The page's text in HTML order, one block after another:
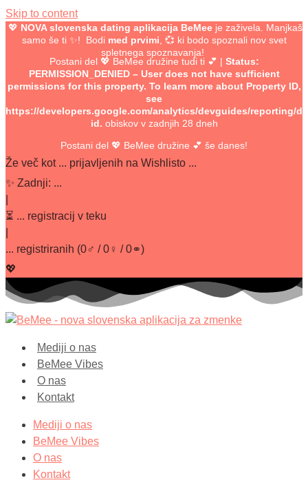
Skip to content
💖 NOVA slovenska dating aplikacija BeMee je zaživela. Manjkaš
samo še ti ✨! Bodi med prvimi , 💞 ki bodo spoznali nov svet
spletnega spoznavanja!
Postani del 💖 BeMee družine tudi ti 💕 | Status:
PERMISSION_DENIED – User does not have sufficient
permissions for this property. To learn more about Property ID,
see
https://developers.google.com/analytics/devguides/reporting/
id. obiskov v zadnjih 28 dneh
Postani del 💖 BeMee družine 💕 še danes!
Že več kot ... prijavljenih na Wishlisto ...
✨ Zadnji: ...
⏳ ... registracij v teku
... registriranih (0♂ /0♀ /0⚭)
💖
Mediji o nas
BeMee Vibes
O nas
Kontakt
Mediji o nas
BeMee Vibes
O nas
Kontakt